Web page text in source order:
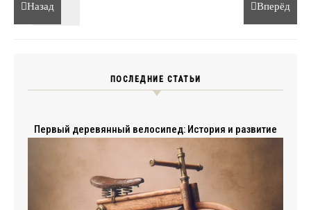
Назад Вперёд
ПОСЛЕДНИЕ СТАТЬИ
Первый деревянный велосипед: История и развитие